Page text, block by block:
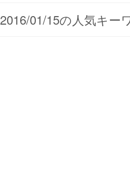
2016/01/15の人気キー